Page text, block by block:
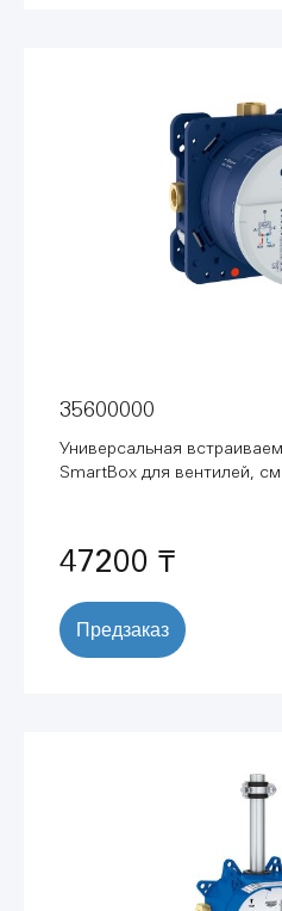
35600000
Универсальная
SmartBox для вентилей,
47200 ₸
Предзаказ